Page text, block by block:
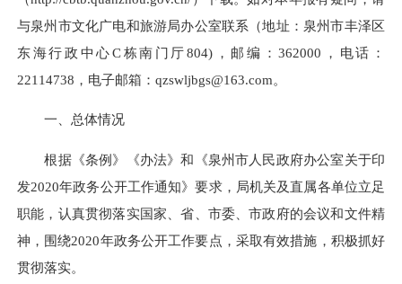
与泉州市文化广电和旅游局办公室联系（地址：泉州市丰泽区
东海行政中心C栋南门厅804) ，邮编：362000，电话：
22114738，电子邮箱：qzswljbgs@163.com。
一、总体情况
根据《条例》《办法》和《泉州市人民政府办公室关于印
发2020年政务公开工作通知》要求， 局机关及直属各单位立足
职能，认真贯彻落实国家、省、市委、市政府的会议和文件精
神，围绕2020年政务公开工作要点，采取有效措施，积极抓好
贯彻落实。